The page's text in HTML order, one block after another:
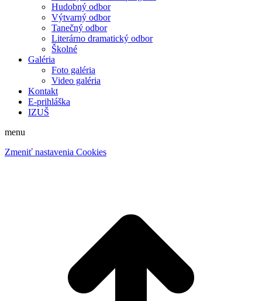
Hudobný odbor
Výtvarný odbor
Tanečný odbor
Literárno dramatický odbor
Školné
Galéria
Foto galéria
Video galéria
Kontakt
E-prihláška
IZUŠ
menu
Zmeniť nastavenia Cookies